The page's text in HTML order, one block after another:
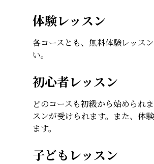
体験レッスン
各コースとも、無料体験レッス
い。
初心者レッスン
どのコースも初級から始められ
スンが受けられます。また、体
ます。
子どもレッスン